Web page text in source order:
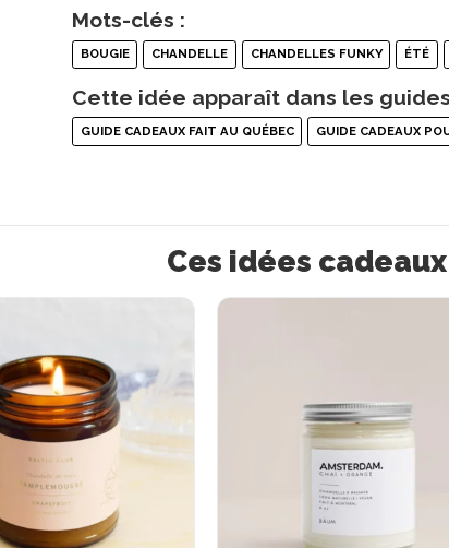
Mots-clés :
BOUGIE CHANDELLE CHANDELLES FUNKY ÉTÉ
Cette idée apparaît dans les
GUIDE CADEAUX FAIT AU QUÉBEC GUIDE CADEAUX
Ces idées